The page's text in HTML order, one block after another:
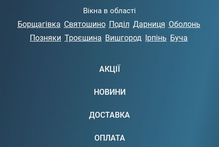
Вікна в області
Борщагівка Святошино Поділ Дарниця Оболонь
Позняки Троєщина Вишгород Ірпінь Буча
АКЦІЇ
НОВИНИ
ДОСТАВКА
ОПЛАТА